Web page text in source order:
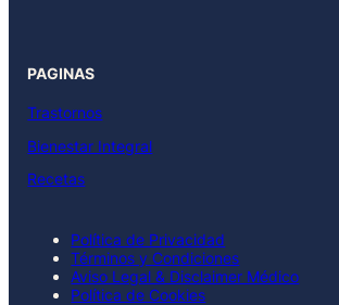
PAGINAS
Trastornos
Bienestar Integral
Recetas
Política de Privacidad
Términos y Condiciones
Aviso Legal & Disclaimer Médico
Política de Cookies